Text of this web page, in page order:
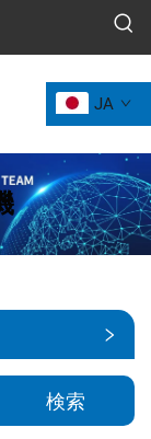
JA
検索